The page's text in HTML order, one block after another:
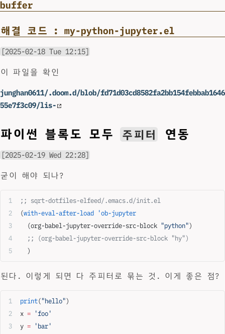
buffer
해결 코드 : my-python-jupyter.el
[2025-02-18 Tue 12:15]
이 파일을 확인
junghan0611/.doom.d/blob/fd71d03cd8582fa2bb154febbab1646
55e7f3c09/lis-
파이썬 블록도 모두 주피터 연동
[2025-02-19 Wed 22:28]
굳이 해야 되나?
;; sqrt-dotfiles-elfeed/.emacs.d/init.el
(with-eval-after-load 'ob-jupyter
  (org-babel-jupyter-override-src-block
"python")
  ;; (org-babel-jupyter-override-src-block "hy")
  )
된다. 이렇게 되면 다 주피터로 묶는 것. 이게 좋은 점?
print("hello")
x = 'foo'
y = 'bar'